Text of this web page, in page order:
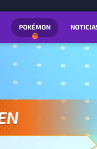
POKÉMON